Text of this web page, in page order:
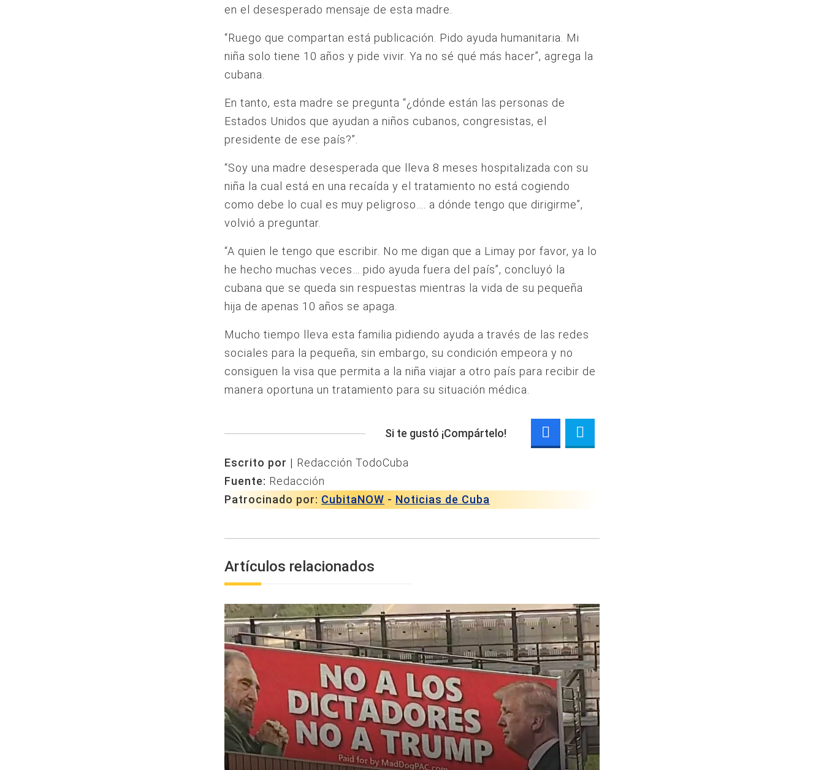
en el desesperado mensaje de esta madre.
“Ruego que compartan está publicación. Pido ayuda humanitaria. Mi
niña solo tiene 10 años y pide vivir. Ya no sé qué más hacer”, agrega la
cubana.
En tanto, esta madre se pregunta “¿dónde están las personas de
Estados Unidos que ayudan a niños cubanos, congresistas, el
presidente de ese país?”.
“Soy una madre desesperada que lleva 8 meses hospitalizada con su
niña la cual está en una recaída y el tratamiento no está cogiendo
como debe lo cual es muy peligroso…. a dónde tengo que dirigirme”,
volvió a preguntar.
“A quien le tengo que escribir. No me digan que a Limay por favor, ya lo
he hecho muchas veces… pido ayuda fuera del país”, concluyó la
cubana que se queda sin respuestas mientras la vida de su pequeña
hija de apenas 10 años se apaga.
Mucho tiempo lleva esta familia pidiendo ayuda a través de las redes
sociales para la pequeña, sin embargo, su condición empeora y no
consiguen la visa que permita a la niña viajar a otro país para recibir de
manera oportuna un tratamiento para su situación médica.
Si te gustó ¡Compártelo!
Escrito por | Redacción TodoCuba
Fuente: Redacción
Patrocinado por: CubitaNOW - Noticias de Cuba
Artículos relacionados